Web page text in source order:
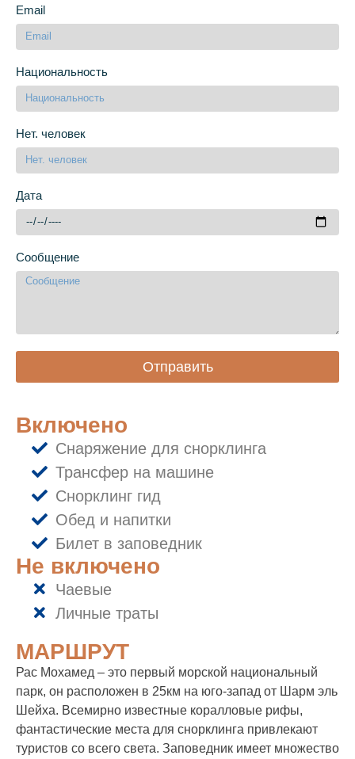
Email
Национальность
Нет. человек
Дата
Сообщение
Отправить
Включено
Снаряжение для снорклинга
Трансфер на машине
Снорклинг гид
Обед и напитки
Билет в заповедник
Не включено
Чаевые
Личные траты
МАРШРУТ
Рас Мохамед – это первый морской национальный
парк, он расположен в 25км на юго-запад от Шарм эль
Шейха. Всемирно известные коралловые рифы,
фантастические места для снорклинга привлекают
туристов со всего света. Заповедник имеет множество